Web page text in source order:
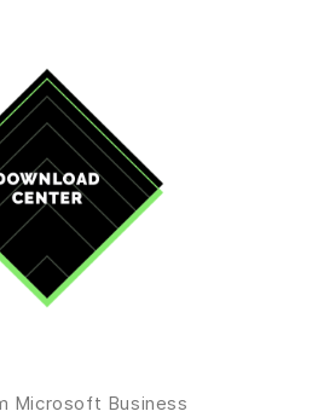
Microsoft Business